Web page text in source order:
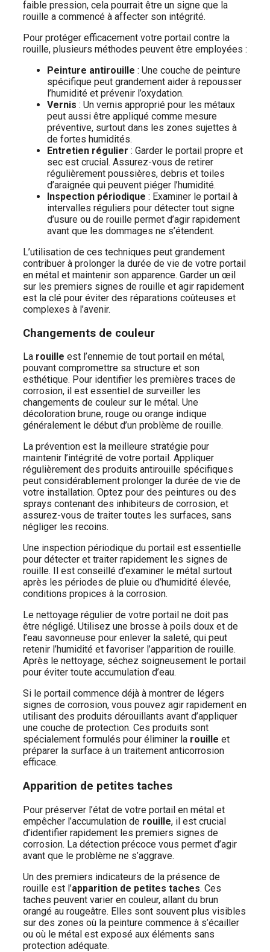
faible pression, cela pourrait être un signe que la
rouille a commencé à affecter son intégrité.
Pour protéger efficacement votre portail contre la
rouille, plusieurs méthodes peuvent être employées :
Peinture antirouille : Une couche de peinture
spécifique peut grandement aider à repousser
l’humidité et prévenir l’oxydation.
Vernis : Un vernis approprié pour les métaux
peut aussi être appliqué comme mesure
préventive, surtout dans les zones sujettes à
de fortes humidités.
Entretien régulier : Garder le portail propre et
sec est crucial. Assurez-vous de retirer
régulièrement poussières, debris et toiles
d’araignée qui peuvent piéger l’humidité.
Inspection périodique : Examiner le portail à
intervalles réguliers pour détecter tout signe
d’usure ou de rouille permet d’agir rapidement
avant que les dommages ne s’étendent.
L’utilisation de ces techniques peut grandement
contribuer à prolonger la durée de vie de votre portail
en métal et maintenir son apparence. Garder un œil
sur les premiers signes de rouille et agir rapidement
est la clé pour éviter des réparations coûteuses et
complexes à l’avenir.
Changements de couleur
La rouille est l’ennemie de tout portail en métal,
pouvant compromettre sa structure et son
esthétique. Pour identifier les premières traces de
corrosion, il est essentiel de surveiller les
changements de couleur sur le métal. Une
décoloration brune, rouge ou orange indique
généralement le début d’un problème de rouille.
La prévention est la meilleure stratégie pour
maintenir l’intégrité de votre portail. Appliquer
régulièrement des produits antirouille spécifiques
peut considérablement prolonger la durée de vie de
votre installation. Optez pour des peintures ou des
sprays contenant des inhibiteurs de corrosion, et
assurez-vous de traiter toutes les surfaces, sans
négliger les recoins.
Une inspection périodique du portail est essentielle
pour détecter et traiter rapidement les signes de
rouille. Il est conseillé d’examiner le métal surtout
après les périodes de pluie ou d’humidité élevée,
conditions propices à la corrosion.
Le nettoyage régulier de votre portail ne doit pas
être négligé. Utilisez une brosse à poils doux et de
l’eau savonneuse pour enlever la saleté, qui peut
retenir l’humidité et favoriser l’apparition de rouille.
Après le nettoyage, séchez soigneusement le portail
pour éviter toute accumulation d’eau.
Si le portail commence déjà à montrer de légers
signes de corrosion, vous pouvez agir rapidement en
utilisant des produits dérouillants avant d’appliquer
une couche de protection. Ces produits sont
spécialement formulés pour éliminer la rouille et
préparer la surface à un traitement anticorrosion
efficace.
Apparition de petites taches
Pour préserver l’état de votre portail en métal et
empêcher l’accumulation de rouille, il est crucial
d’identifier rapidement les premiers signes de
corrosion. La détection précoce vous permet d’agir
avant que le problème ne s’aggrave.
Un des premiers indicateurs de la présence de
rouille est l’apparition de petites taches. Ces
taches peuvent varier en couleur, allant du brun
orangé au rougeâtre. Elles sont souvent plus visibles
sur des zones où la peinture commence à s’écailler
ou où le métal est exposé aux éléments sans
protection adéquate.